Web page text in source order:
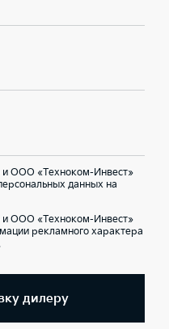
ООО «Техноком-Инвест»
данных на
ООО «Техноком-Инвест»
рекламного характера
дилеру